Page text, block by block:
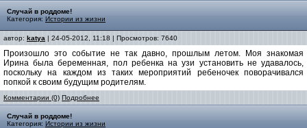
Случай в роддоме!
Категория: Истории из жизни
автор: katya | 24-05-2012, 11:18 | Просмотров: 7640
Произошло это событие не так давно, прошлым летом. Моя знакомая
Ирина была беременная, пол ребенка на узи установить не удавалось,
поскольку на каждом из таких мероприятий ребеночек поворачивался
попкой к своим будущим родителям.
Комментарии (0) Подробнее
Случай в роддоме!
Категория: Истории из жизни